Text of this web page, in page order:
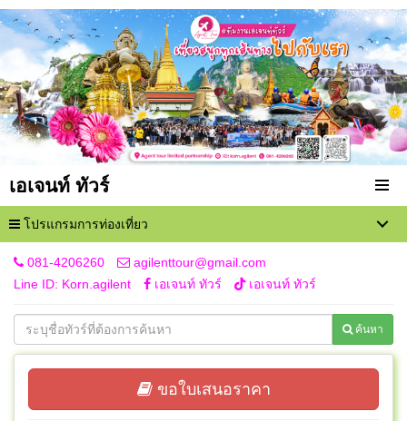
เอเจนท์ ทัวร์
โปรแกรมการท่องเที่ยว
081-4206260
agilenttour@gmail.com
Line ID: Korn.agilent
เอเจนท์ ทัวร์ เอเจนท์ ทัวร์
ค้นหา
ขอใบเสนอราคา